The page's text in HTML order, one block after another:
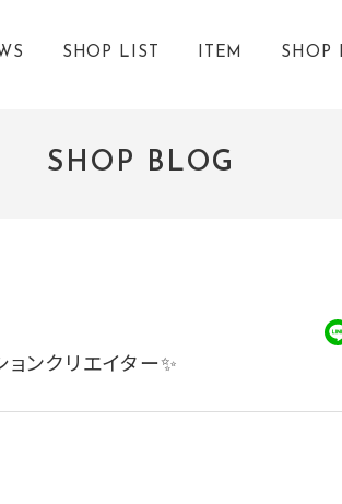
SHOP LIST ITEM SHOP
SHOP BLOG
ンクリエイター✨